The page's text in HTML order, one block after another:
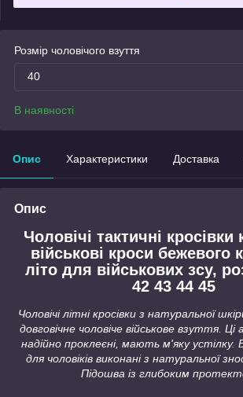
Розмір чоловічого взуття
40
В наявності
Опис Характеристики Доставка
Опис
Чоловічі тактичні кросівки
військові кроси бежевого
літо для військових зсу,
42 43 44 45
Чоловічі літні кросівки з натуральної
довговічне чоловіче військове взуття. Ці
надійно проклеєні, мають м'яку устілку.
для чоловіків виконані з натуральної
Підошва із глибоким